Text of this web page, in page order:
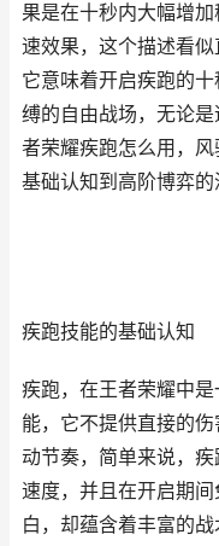
果是在十秒内大幅增
速效果，这个描述看似
它意味着开启疾跑的
缚的自由战场，无论
者荣耀疾跑怎么用，
基础认知到高阶博弈
疾跑技能的基础认知
疾跑，在王者荣耀中
能，它不提供直接的
动节奏，简单来说，
速度，并且在开启期
白，却蕴含着丰富的